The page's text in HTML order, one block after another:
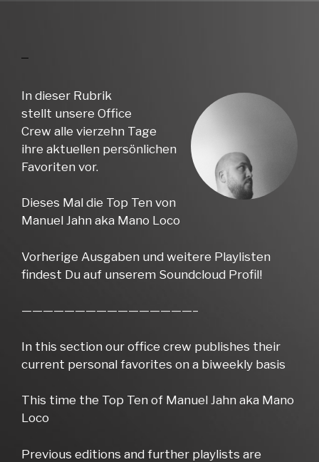
In dieser Rubrik
stellt unsere Office
Crew alle vierzehn Tage
ihre aktuellen persönlichen
Favoriten vor.
Dieses Mal die Top Ten von
Manuel Jahn aka Mano Loco
Vorherige Ausgaben und weitere Playlisten
findest Du auf unserem Soundcloud Profil!
————————————————–
In this section our office crew publishes their
current personal favorites on a biweekly basis
This time the Top Ten of Manuel Jahn aka Mano
Loco
Previous editions and further playlists are